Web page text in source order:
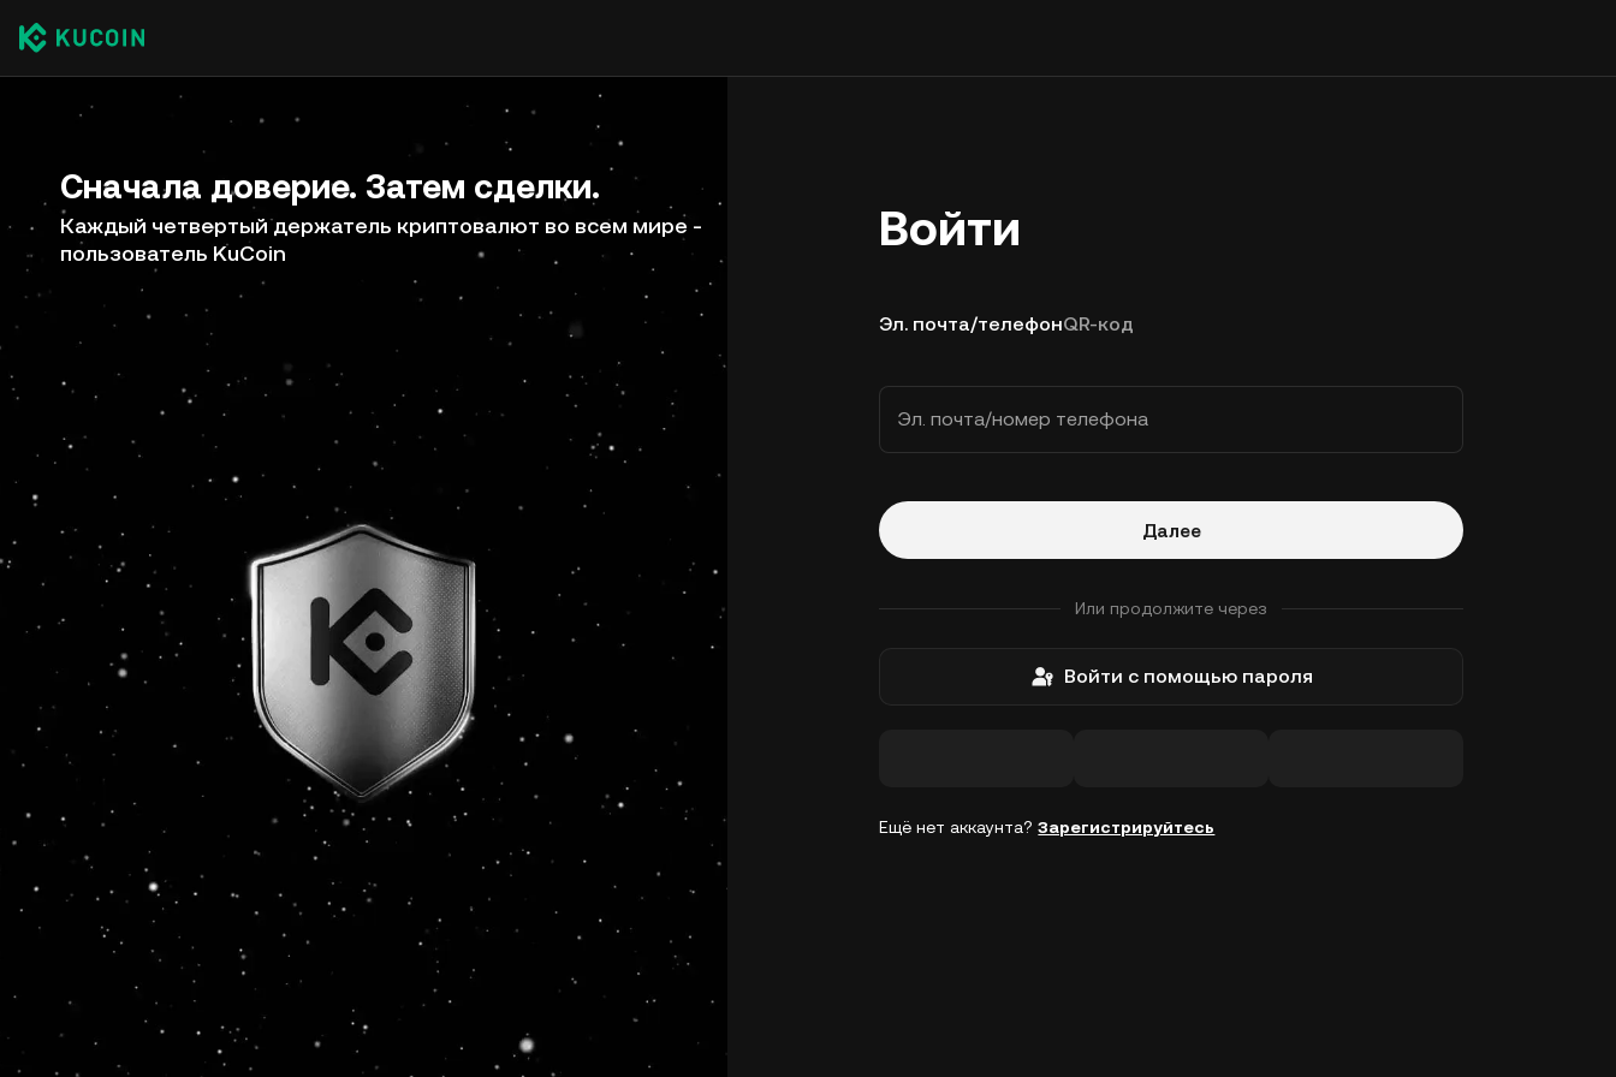
Сначала доверие. Затем сделки.
Каждый четвертый держатель криптовалют во всем мире -
пользователь KuCoin
Войти
Эл. почта/телефонQR-код
Эл. почта/номер телефона
Далее
Или продолжите через
Войти с помощью пароля
Ещё нет аккаунта?Зарегистрируйтесь